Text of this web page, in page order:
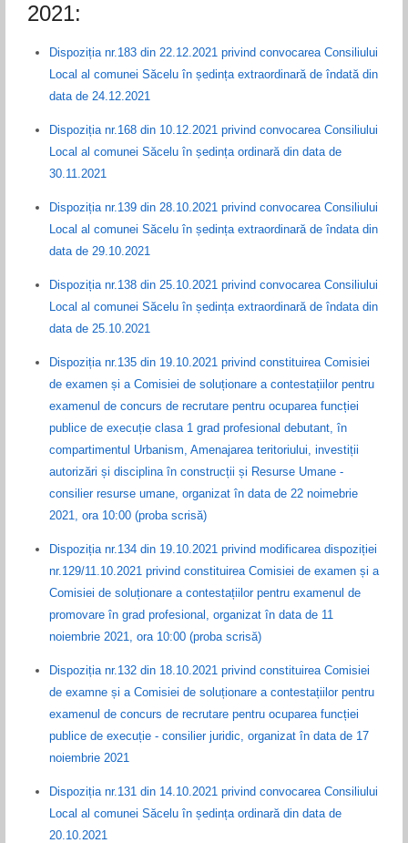
2021:
Dispoziția nr.183 din 22.12.2021 privind convocarea Consiliului
Local al comunei Săcelu în ședința extraordinară de îndată din
data de 24.12.2021
Dispoziția nr.168 din 10.12.2021 privind convocarea Consiliului
Local al comunei Săcelu în ședința ordinară din data de
30.11.2021
Dispoziția nr.139 din 28.10.2021 privind convocarea Consiliului
Local al comunei Săcelu în ședința extraordinară de îndata din
data de 29.10.2021
Dispoziția nr.138 din 25.10.2021 privind convocarea Consiliului
Local al comunei Săcelu în ședința extraordinară de îndata din
data de 25.10.2021
Dispoziția nr.135 din 19.10.2021 privind constituirea Comisiei
de examen și a Comisiei de soluționare a contestațiilor pentru
examenul de concurs de recrutare pentru ocuparea funcției
publice de execuție clasa 1 grad profesional debutant, în
compartimentul Urbanism, Amenajarea teritoriului, investiții
autorizări și disciplina în construcții și Resurse Umane -
consilier resurse umane, organizat în data de 22 noimebrie
2021, ora 10:00 (proba scrisă)
Dispoziția nr.134 din 19.10.2021 privind modificarea dispoziției
nr.129/11.10.2021 privind constituirea Comisiei de examen și a
Comisiei de soluționare a contestațiilor pentru examenul de
promovare în grad profesional, organizat în data de 11
noiembrie 2021, ora 10:00 (proba scrisă)
Dispoziția nr.132 din 18.10.2021 privind constituirea Comisiei
de examne și a Comisiei de soluționare a contestațiilor pentru
examenul de concurs de recrutare pentru ocuparea funcției
publice de execuție - consilier juridic, organizat în data de 17
noiembrie 2021
Dispoziția nr.131 din 14.10.2021 privind convocarea Consiliului
Local al comunei Săcelu în ședința ordinară din data de
20.10.2021